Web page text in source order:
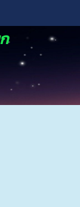
ณกนก